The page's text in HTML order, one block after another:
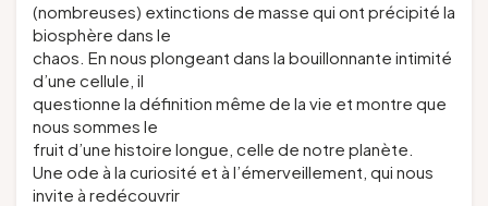
(nombreuses) extinctions de masse qui ont précipité la
biosphère dans le
chaos. En nous plongeant dans la bouillonnante intimité
d’une cellule, il
questionne la définition même de la vie et montre que
nous sommes le
fruit d’une histoire longue, celle de notre planète.
Une ode à la curiosité et à l’émerveillement, qui nous
invite à redécouvrir